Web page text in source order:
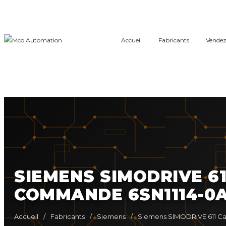
Accueil Fabricants
SIEMENS SIMODRIVE
COMMANDE 6SN1114-
Accueil / Fabricants / Siemens / Siemens SIMODRIVE 611